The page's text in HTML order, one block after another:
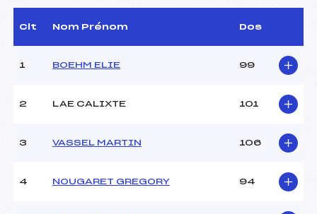
D.T Adjoint :
FINE LAURENCE (AP)
Dir. Epreuve :
KOT JEAN FRANCOIS (AP)
CARACTÉRISTIQUES DE LA PISTE
0.8 km
Point Bas :
Clt Nom Prénom Dos
1 BOEHM ELIE 99
2 LAE CALIXTE 101
3 VASSEL MARTIN 106
4 NOUGARET GREGORY 94